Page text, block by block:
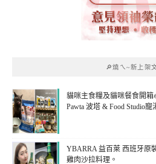
🔎燒ㄟ~新上架
貓咪主食糧及貓咪餐食開箱
Pawta 波塔 & Food Studio寵
YBARRA 益百萊 西班牙原
雞肉沙拉料理。